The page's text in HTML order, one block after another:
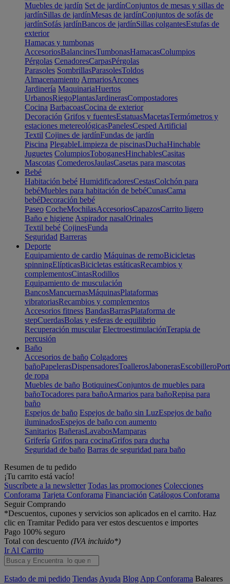
Muebles de jardín Set de jardínConjuntos de mesas y sillas de
jardínSillas de jardínMesas de jardínConjuntos de sofás de
jardínSofás jardínBancos de jardínSillas colgantesEstufas de
exterior
Hamacas y tumbonas
AccesoriosBalancinesTumbonasHamacasColumpios
Pérgolas CenadoresCarpasPérgolas
Parasoles SombrillasParasolesToldos
Almacenamiento ArmariosArcones
Jardinería MaquinariaHuertos
UrbanosRiegoPlantasJardinerasCompostadores
Cocina BarbacoasCocina de exterior
Decoración Grifos y fuentesEstatuasMacetasTermómetros y
estaciones metereológicasPanelesCesped Artificial
Textil Cojines de jardínFundas de jardín
Piscina PlegableLimpieza de piscinasDuchaHinchable
Juguetes ColumpiosToboganesHinchablesCasitas
Mascotas ComederosJaulasCasetas para mascotas
Bebé
Habitación bebé HumidificadoresCestasColchón para
bebéMuebles para habitación de bebéCunasCama
bebéDecoración bebé
Paseo CocheMochilasAccesoriosCapazosCarrito ligero
Baño e higiene Aspirador nasalOrinales
Textil bebé CojinesFunda
Seguridad Barreras
Deporte
Equipamiento de cardio Máquinas de remoBicicletas
spinningElípticasBicicletas estáticasRecambios y
complementosCintasRodillos
Equipamiento de musculación
BancosMancuernasMáquinasPlataformas
vibratoriasRecambios y complementos
Accesorios fitness BandasBarrasPlataforma de
stepCuerdasBolas y esferas de equilibrio
Recuperación muscular ElectroestimulaciónTerapia de
percusión
Baño
Accesorios de baño Colgadores
bañoPapelerasDispensadoresToallerosJabonerasEscobillero
de ropa
Muebles de baño BotiquinesConjuntos de muebles para
bañoTocadores para bañoArmarios para bañoRepisa para
baño
Espejos de baño Espejos de baño sin LuzEspejos de baño
iluminadosEspejos de baño con aumento
Sanitarios BañerasLavabosMamparas
Grifería Grifos para cocinaGrifos para ducha
Seguridad de baño Barras de seguridad para baño
Resumen de tu pedido
¡Tu carrito está vacío!
Suscríbete a la newsletter Todas las promociones Colecciones
Conforama Tarjeta Conforama Financiación Catálogos Conforama
Seguir Comprando
*Descuentos, cupones y servicios son aplicados en el carrito. Haz
clic en Tramitar Pedido para ver estos descuentos e importes
Pago 100% seguro
Total con descuento (IVA incluido*)
Ir Al Carrito
Estado de mi pedido Tiendas Ayuda Blog App Conforama Baleares